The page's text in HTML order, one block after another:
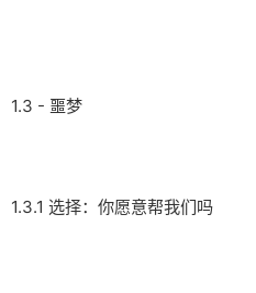
1.3 - 噩梦
1.3.1 选择：你愿意帮我们吗